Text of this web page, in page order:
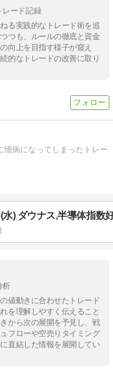
レード記録
る実践的なトレード術を追
つも、ルールの徹底と資金
向上を目指す様子が窺え
的なトレードの改善に取り
憶病になってしまったトレー
析
値動きに合わせたトレード
を理解しやすく伝えること
から次の展開を予見し、戦
フローや空売りタイミング
直結した情報を展開してい